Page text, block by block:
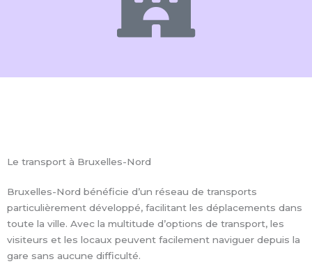
Le transport à Bruxelles-Nord
Bruxelles-Nord bénéficie d’un réseau de transports
particulièrement développé, facilitant les déplacements dans
toute la ville. Avec la multitude d’options de transport, les
visiteurs et les locaux peuvent facilement naviguer depuis la
gare sans aucune difficulté.